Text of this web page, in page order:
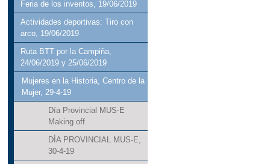
Feria de los inventos, 19/06/2019
Actividades deportivas: Tiro con
arco, 19/06/2019
Ruta BTT por la Campiña,
24/06/2019 y 25/06/2019
Mujeres en la Historia, Centro de la
Mujer, 29-4-19
Día Provincial MUS-E
Making off
DÍA PROVINCIAL MUS-E,
30-4-19